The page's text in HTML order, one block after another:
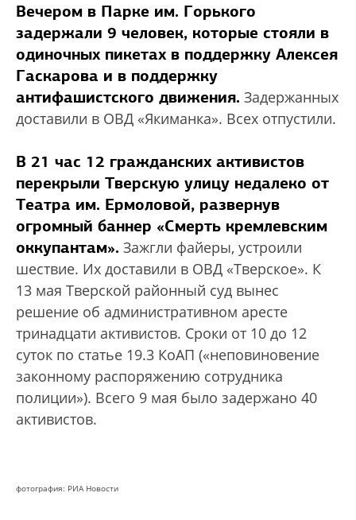
Вечером в Парке им. Горького
задержали 9 человек, которые стояли в
одиночных пикетах в поддержку Алексея
Гаскарова и в поддержку
антифашистского движения. Задержанных
доставили в ОВД «Якиманка». Всех отпустили.
В 21 час 12 гражданских активистов
перекрыли Тверскую улицу недалеко от
Театра им. Ермоловой, развернув
огромный баннер «Смерть кремлевским
оккупантам». Зажгли файеры, устроили
шествие. Их доставили в ОВД «Тверское». К
13 мая Тверской районный суд вынес
решение об административном аресте
тринадцати активистов. Сроки от 10 до 12
суток по статье 19.3 КоАП («неповиновение
законному распоряжению сотрудника
полиции»). Всего 9 мая было задержано 40
активистов.
фотография: РИА Новости